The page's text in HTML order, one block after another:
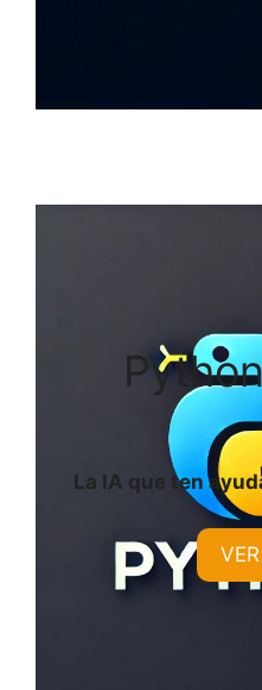
La IA que ten